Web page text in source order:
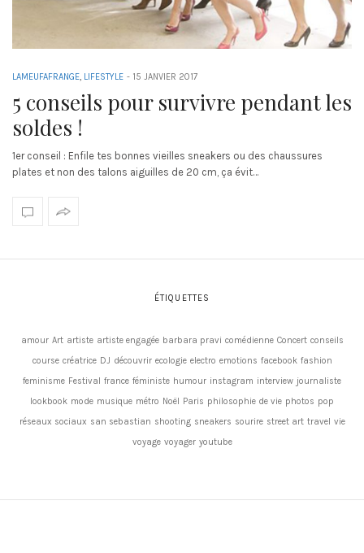
LAMEUFAFRANGE, LIFESTYLE - 15 JANVIER 2017
5 conseils pour survivre pendant les
soldes !
1er conseil : Enfile tes bonnes vieilles sneakers ou des chaussures
plates et non des talons aiguilles de 20 cm, ça évit…
ÉTIQUETTES
amour Art artiste artiste engagée barbara pravi comédienne Concert conseils
course créatrice DJ découvrir ecologie electro emotions facebook fashion
feminisme Festival france féministe humour instagram interview journaliste
lookbook mode musique métro Noël Paris philosophie de vie photos pop
réseaux sociaux san sebastian shooting sneakers sourire street art travel vie
voyage voyager youtube